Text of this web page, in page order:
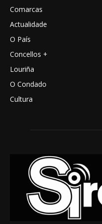
Comarcas
Actualidade
O País
Concellos +
Louriña
O Condado
Cultura